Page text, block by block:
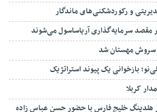
و رکوردشکنی‌های ماندگار
مقصد سرما‌یه‌گذاری آریاساسول می‌شوند
سروش مهستان شد
بازخوانی یک پیوند استراتژیک
کربلا
هلدینگ خلیج فارس با حضور حسن عباس زاده